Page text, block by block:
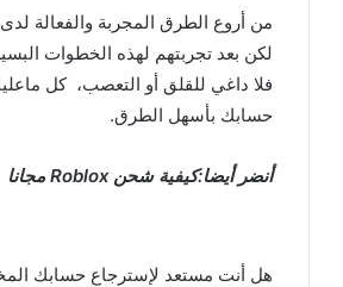
لكن بعد تجربتهم لهذه الخطوات
فلا داغي للقلق أو التعصب، كل
حسابك بأسهل الطرق.
أنضر أيضا:كيفية شحن Roblox مجانا
هل أنت مستعد لإسترجاع حسابك